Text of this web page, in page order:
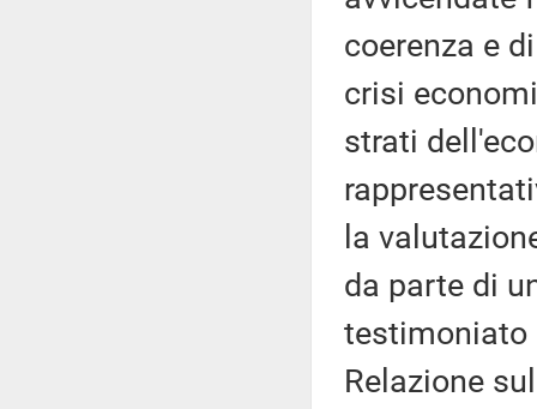
coerenza e
crisi
strati
la
da parte di
testimoniato
Relazione